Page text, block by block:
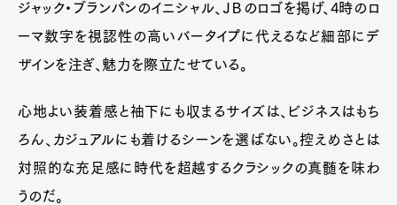
ジャック・ブランパンのイニシャル、ＪＢのロゴを掲げ、4時のロ
ーマ数字を視認性の高いバータイプに代えるなど細部にデ
ザインを注ぎ、魅力を際立たせている。
心地よい装着感と袖下にも収まるサイズは、ビジネスはもち
ろん、カジュアルにも着けるシーンを選ばない。控えめさとは
対照的な充足感に時代を超越するクラシックの真髄を味わ
うのだ。